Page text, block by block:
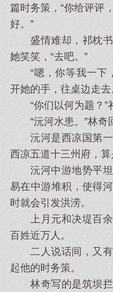
篇时务策，“你给评评
好。”
盛情难却，祁枕书
她笑笑，“去吧。”
“嗯，你等我一下
开她的手，往桌边走去
“你们以何为题？”
“沅河水患。”林奇
沅河是西凉国第一
西凉五道十三州府，算
沅河中游地势平坦
易在中游堆积，使得
时就会引发洪涝。
上月元和决堤百余
百姓近万人。
二人说话间，又有
起他的时务策。
林奇写的是筑坝拦